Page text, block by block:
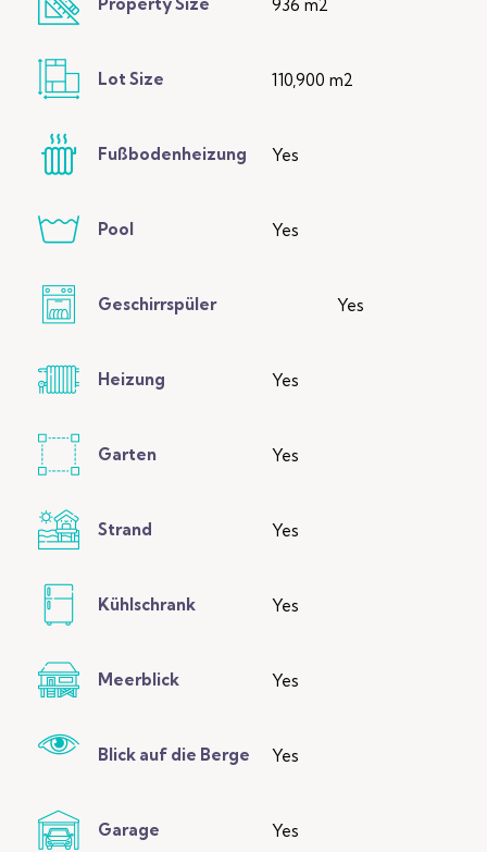
Property Size 936 m2
Lot Size 110,900 m2
Fußbodenheizung Yes
Pool Yes
Geschirrspüler Yes
Heizung Yes
Garten Yes
Strand Yes
Kühlschrank Yes
Meerblick Yes
Blick auf die Berge Yes
Garage Yes